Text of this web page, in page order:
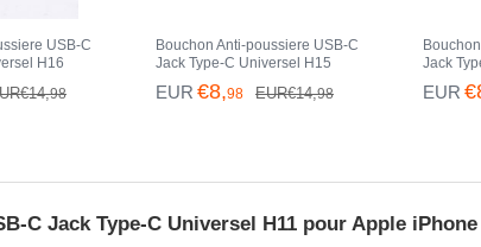
USB-C
H16
15 Pro Max
98
Bouchon Anti-poussiere USB-C
Jack Type-C Universel H15
pour Apple iPhone 15 Pro Max
Vert
EUR €8,98 EUR€14,98
Jack
pour
Bleu
EUR
C Jack Type-C Universel H11 pour Apple